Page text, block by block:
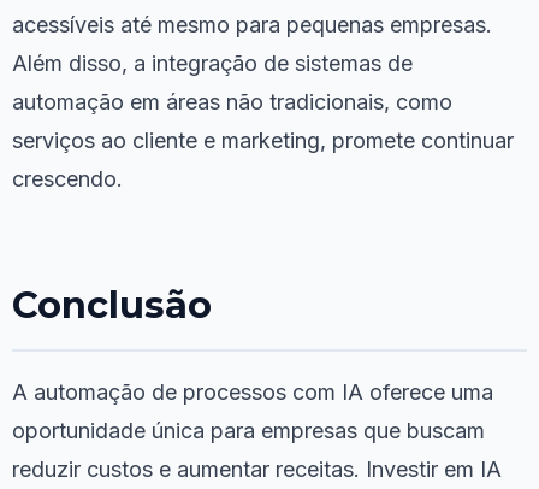
acessíveis até mesmo para pequenas empresas.
Além disso, a integração de sistemas de
automação em áreas não tradicionais, como
serviços ao cliente e marketing, promete continuar
crescendo.
Conclusão
A automação de processos com IA oferece uma
oportunidade única para empresas que buscam
reduzir custos e aumentar receitas. Investir em IA